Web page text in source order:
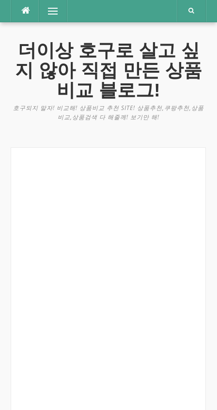
츠
메뉴
더이상 호구로 살고 싶
지 않아 직접 만든 상품
비교 블로그!
호구되지 말자! 비교해! 상품비교 추천 SITE! 상품추천,쿠팡추천,상품
비교,상품검색 다 해줄께! 보기만 해!